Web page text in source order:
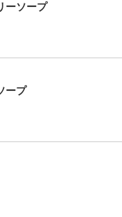
ーソープ
ープ